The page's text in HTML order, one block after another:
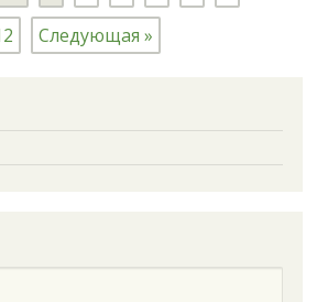
Следующая »